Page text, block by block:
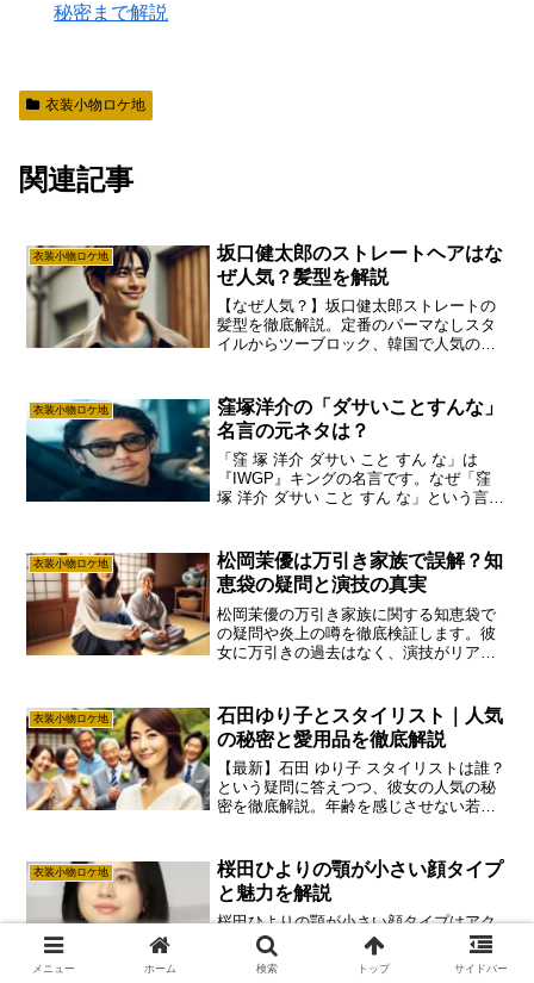
秘密まで解説
衣装小物ロケ地
関連記事
衣装小物ロケ地
坂口健太郎のストレートヘアはな
ぜ人気？髪型を解説
【なぜ人気？】坂口健太郎ストレートの
髪型を徹底解説。定番のパーマなしスタ
イルからツーブロック、韓国で人気の理
も触れつつ、多くの人を魅了する坂口健
太郎ストレートの秘密に迫ります。
衣装小物ロケ地
窪塚洋介の「ダサいことすんな」
名言の元ネタは？
「窪 塚 洋介 ダサい こと すん な」は
『IWGP』キングの名言です。なぜ「窪
塚 洋介 ダサい こと すん な」という言葉
値観、グレイヘアのスタイルまで、その
理由を徹底解説。
衣装小物ロケ地
松岡茉優は万引き家族で誤解？知
恵袋の疑問と演技の真実
松岡茉優の万引き家族に関する知恵袋で
の疑問や炎上の噂を徹底検証します。彼
女に万引きの過去はなく、演技がリアル
岡茉優の万引き家族についての知恵袋で
の評価と真実を詳しくまとめました。
衣装小物ロケ地
石田ゆり子とスタイリスト｜人気
の秘密と愛用品を徹底解説
【最新】石田 ゆり子 スタイリストは誰？
という疑問に答えつつ、彼女の人気の秘
密を徹底解説。年齢を感じさせない若さ
迫ります。石田 ゆり子 スタイリストが作
る魅力の全てがわかります。
衣装小物ロケ地
桜田ひよりの顎が小さい顔タイプ
と魅力を解説
桜田ひよりの顎が小さい顔タイプはアク
ティブキュートが最有力です。圧倒的な
ベビーフェイスやぷっくりした唇、小顔
に見える丸顔の秘密を徹底解説。なぜ桜
メニュー ホーム 検索 トップ サイドバー